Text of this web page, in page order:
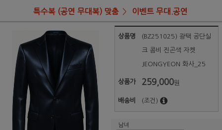
특수복 (공연 무대복) 맞춤 이벤트 무대.공연
상품명 (BZ251025) 광택 공단실
크 콤비 진곤색 자켓
JEONGYEON 화사_25
상품가 259,000원
배송비 (조건)
남녀